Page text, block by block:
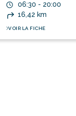
06:30 - 20:00
16,42 km
VOIR LA FICHE